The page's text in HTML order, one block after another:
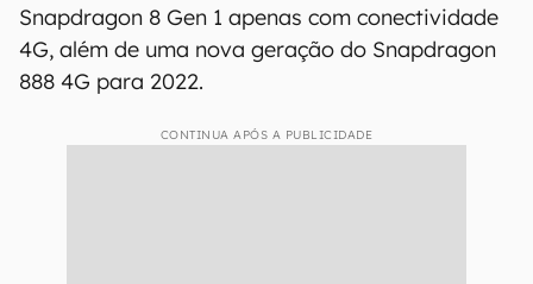
Snapdragon 8 Gen 1 apenas com conectividade
4G, além de uma nova geração do Snapdragon
888 4G para 2022.
CONTINUA APÓS A PUBLICIDADE